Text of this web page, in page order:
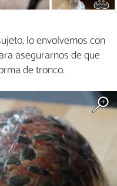
lo envolvemos con
asegurarnos de que
de tronco.